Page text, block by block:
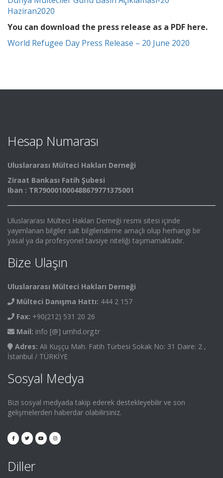
Haziran2020
You can download the press release as a PDF here.
World Refugee Day Press Release – 20 June 2020
Hesap Numarası
Uluslararası Mülteci Hakları Derneği
Ziraat Bankası Fatih Şubesi
Iban : TR790001000488679771375001
Uluslararası Mülteci Hakları Derneği resmi sitesi içinde
yayımlanan bilgiler salt bilgilendirme amaçlı olup herhangi bir
yasal ya da profesyonel tavsiye niteliği taşımamaktadır.
Bize Ulaşın
Uluslararası Mülteci Hakları Derneği
Mülteci Danışma Hattı: 444 2 157
Fax: +90(212) 531 20 26
Mail: info [@] umhd.org.tr
Adres: Ali Kuşçu Mah. Fatih Türbesi Sokak No: 31 Daire: 2 ,
İstanbul / TÜRKİYE
Sosyal Medya
Bizi sosyal medyada takip ederek destekleyebilir ve son
gelişmelerden haberdar olabilirsiniz.
Diller